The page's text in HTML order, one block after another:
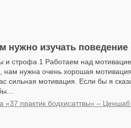
нужно изучать
и строфа 1 Работаем над
нам нужна очень хорошая
сильная мотивация. Если бы я
«37 практик бодхисаттвы» –